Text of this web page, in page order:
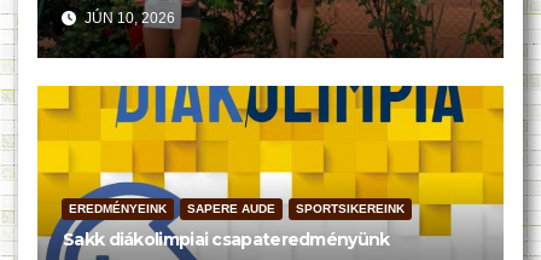
JÚN 10, 2026
EREDMÉNYEINK SAPERE AUDE SPORTSIKEREINK
Sakk diákolimpiai csapateredményünk